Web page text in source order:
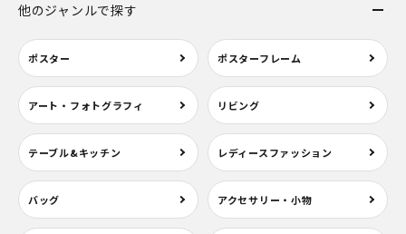
他のジャンルで探す
ポスター ポスターフレーム
アート・フォトグラフィ リビング
テーブル&キッチン レディースファッション
バッグ アクセサリー・小物